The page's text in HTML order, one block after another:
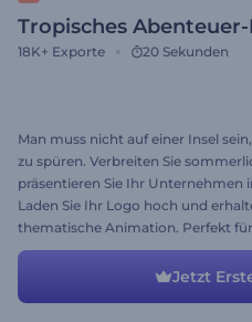
Tropisches
18K+ Exporte 20 Sekunden
Man muss nicht auf einer Insel
zu spüren. Verbreiten Sie
präsentieren Sie Ihr Unternehmen
Laden Sie Ihr Logo hoch und
thematische Animation. Perfekt
TV-Werbung und vieles mehr.
dem Tropical Adventure Logo. Es
ausprobieren!
Jetzt